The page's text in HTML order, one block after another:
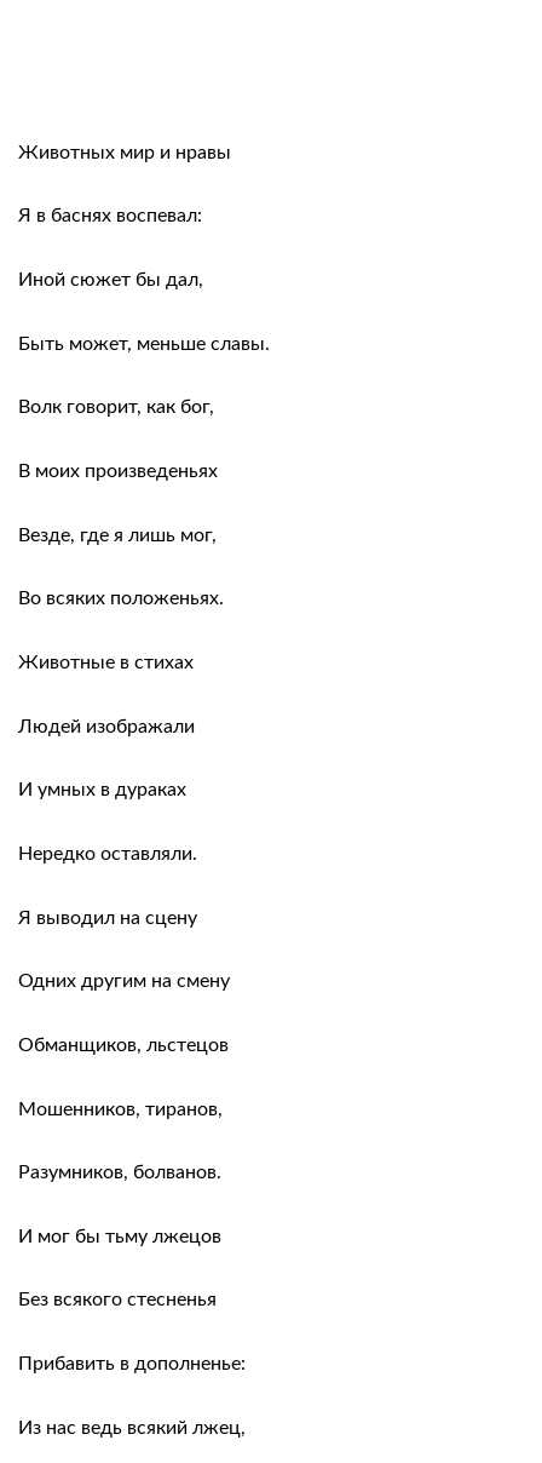
Животных мир и нравы
Я в баснях воспевал:
Иной сюжет бы дал,
Быть может, меньше славы.
Волк говорит, как бог,
В моих произведеньях
Везде, где я лишь мог,
Во всяких положеньях.
Животные в стихах
Людей изображали
И умных в дураках
Нередко оставляли.
Я выводил на сцену
Одних другим на смену
Обманщиков, льстецов
Мошенников, тиранов,
Разумников, болванов.
И мог бы тьму лжецов
Без всякого стесненья
Прибавить в дополненье:
Из нас ведь всякий лжец,